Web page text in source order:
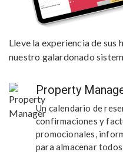
Lleve la experiencia de sus
nuestro galardonado
Property
Un calendario de
confirmaciones y
promocionales,
para almacenar todos